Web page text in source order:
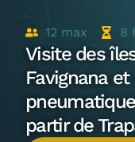
12 max 8
Visite des
Favignana
partir de